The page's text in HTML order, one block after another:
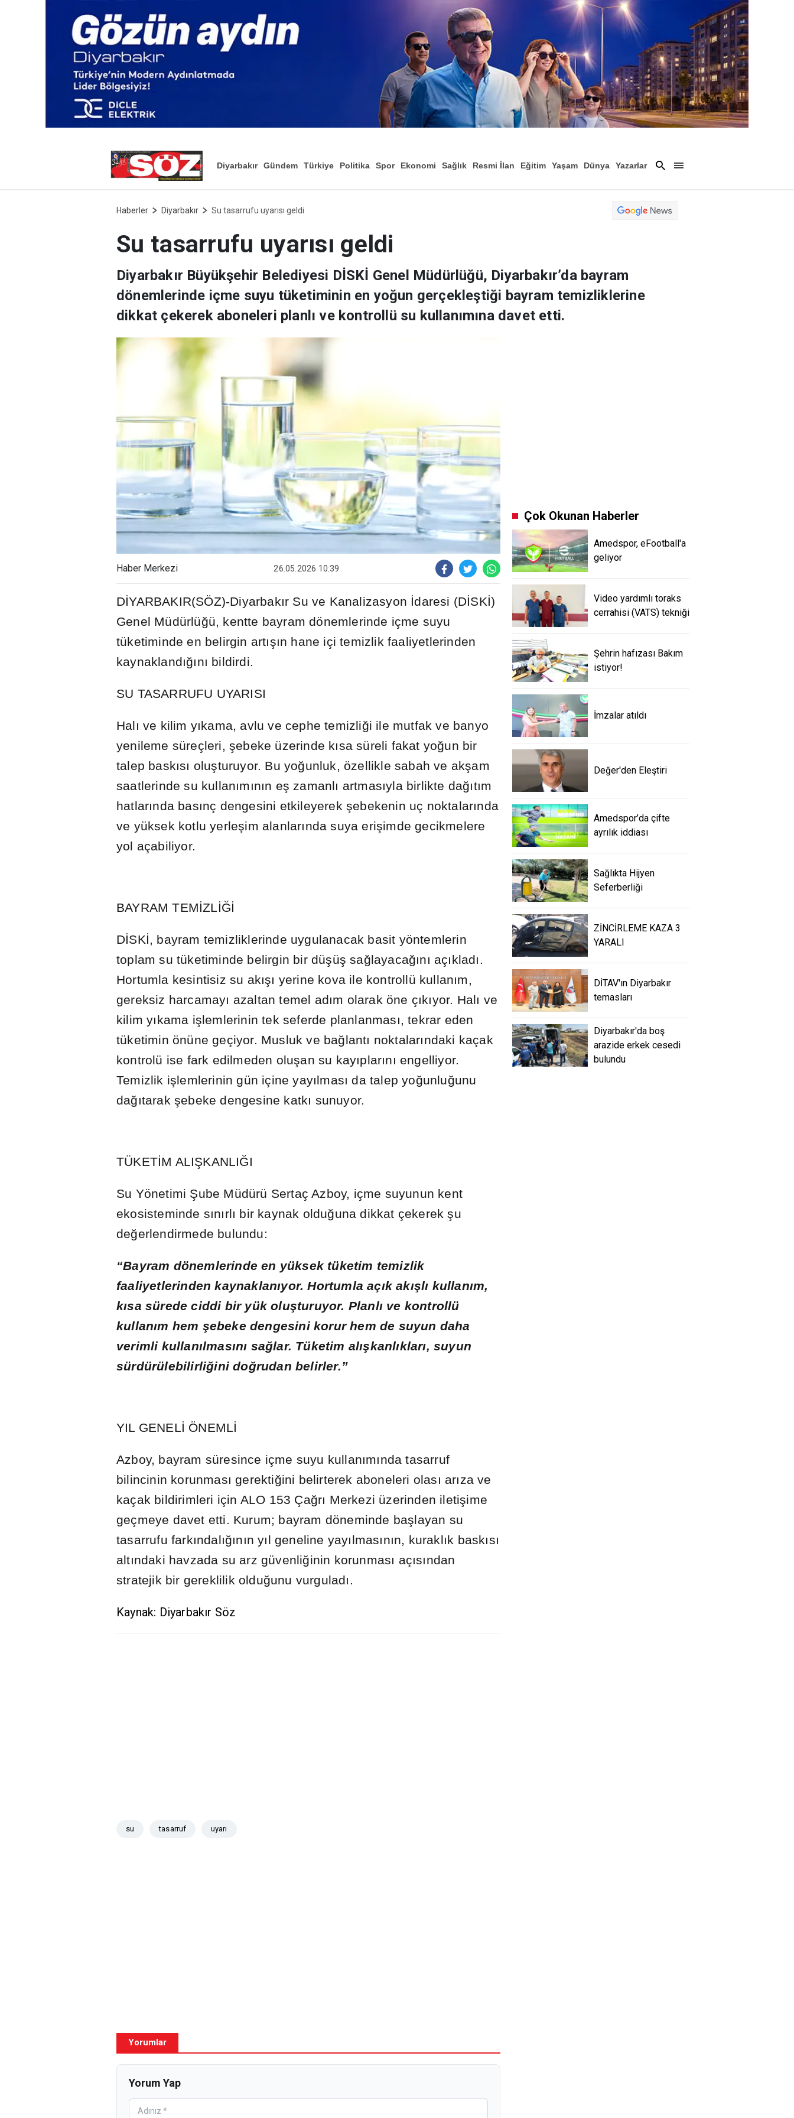
Diyarbakır Gündem Türkiye Politika Spor Ekonomi Sağlık Resmi İlan Eğitim Yaşam
Dünya
Yazarlar
Haberler Diyarbakır Su tasarrufu uyarısı geldi
Su tasarrufu uyarısı geldi
Diyarbakır Büyükşehir Belediyesi DİSKİ Genel Müdürlüğü, Diyarbakır’da bayram
dönemlerinde içme suyu tüketiminin en yoğun gerçekleştiği bayram temizliklerine
dikkat çekerek aboneleri planlı ve kontrollü su kullanımına davet etti.
Haber Merkezi 26.05.2026 10:39
DİYARBAKIR(SÖZ)-Diyarbakır Su ve Kanalizasyon İdaresi (DİSKİ)
Genel Müdürlüğü, kentte bayram dönemlerinde içme suyu
tüketiminde en belirgin artışın hane içi temizlik faaliyetlerinden
kaynaklandığını bildirdi.
SU TASARRUFU UYARISI
Halı ve kilim yıkama, avlu ve cephe temizliği ile mutfak ve banyo
yenileme süreçleri, şebeke üzerinde kısa süreli fakat yoğun bir
talep baskısı oluşturuyor. Bu yoğunluk, özellikle sabah ve akşam
saatlerinde su kullanımının eş zamanlı artmasıyla birlikte dağıtım
hatlarında basınç dengesini etkileyerekşebekenin uç noktalarında
ve yüksek kotlu yerleşim alanlarında suya erişimde gecikmelere
yol açabiliyor.
BAYRAM TEMİZLİĞİ
DİSKİ, bayram temizliklerinde uygulanacak basit yöntemlerin
toplam su tüketiminde belirgin bir düşüş sağlayacağını açıkladı .
Hortumla kesintisiz su akışı yerine kova ile kontrollü kullanım,
gereksiz harcamayı azaltan temel adım olarak öne çıkıyor. Halı ve
kilim yıkama işlemlerinin tek seferde planlanması, tekrar eden
tüketimin önüne geçiyor. Musluk ve bağlantı noktalarındaki kaçak
kontrolü ise fark edilmeden oluşan su kayıplarını engelliyor.
Temizlik işlemlerinin gün içine yayılması da talep yoğunluğunu
dağıtarakşebeke dengesine katkı sunuyor.
TÜKETİM ALIŞKANLIĞI
Su Yönetimi Şube Müdürü Sertaç Azboy, içme suyunun kent
ekosisteminde sınırlı bir kaynak olduğuna dikkat çekerekşu
değerlendirmede bulundu:
“Bayram dönemlerinde en yüksek tüketim temizlik
faaliyetlerinden kaynaklanıyor. Hortumla açık akışlı kullanım,
kısa sürede ciddi bir yük oluşturuyor. Planlı ve kontrollü
kullanım hem şebeke dengesini korur hem de suyun daha
verimli kullanılmasını sağlar. Tüketim alışkanlıkları, suyun
sürdürülebilirliğini doğrudan belirler.”
YIL GENELİ ÖNEMLİ
Azboy, bayram süresince içme suyu kullanımında tasarruf
bilincinin korunması gerektiğini belirterek aboneleri olası arıza ve
kaçak bildirimleri için ALO 153 Çağrı Merkezi üzerinden iletişime
geçmeye davet etti. Kurum; bayram döneminde başlayan su
tasarrufu farkındalığının yıl geneline yayılmasının, kuraklık baskısı
altındaki havzada su arz güvenliğinin korunması açısından
stratejik bir gereklilik olduğunu vurguladı .
Kaynak: Diyarbakır Söz
su tasarruf uyarı
Yorumlar
Yorum Yap
Çok Okunan Haberler
Amedspor, eFootball'a
geliyor
Video yardımlı toraks
cerrahisi (VATS) tekniği
Şehrin hafızası Bakım
istiyor!
İmzalar atıldı
Değer'den Eleştiri
Amedspor’da çifte
ayrılık iddiası
Sağlıkta Hijyen
Seferberliği
ZİNCİRLEME KAZA 3
YARALI
DİTAV'ın Diyarbakır
temasları
Diyarbakır'da boş
arazide erkek cesedi
bulundu